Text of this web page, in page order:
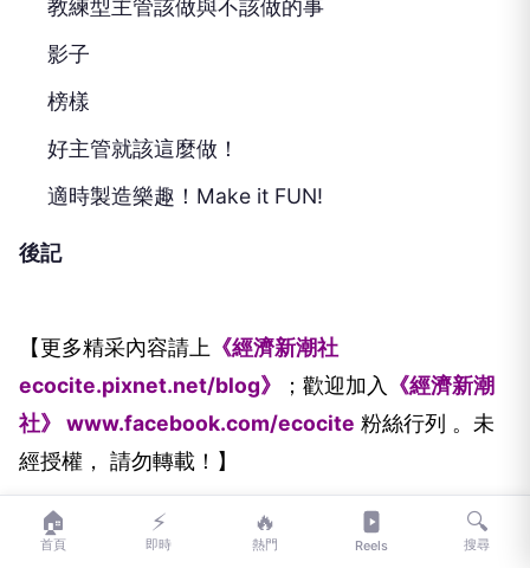
教練型主管該做與不該做的事
影子
榜樣
好主管就該這麼做！
適時製造樂趣！Make it FUN!
後記
【更多精采內容請上 《經濟新潮社
ecocite.pixnet.net/blog》
；歡迎加入
《經濟新潮
社》 www.facebook.com/ecocite 粉絲行列 。未
經授權， 請勿轉載！】
🏠
首頁
⚡
即時
🔥
熱門 Reels
🔍
搜尋